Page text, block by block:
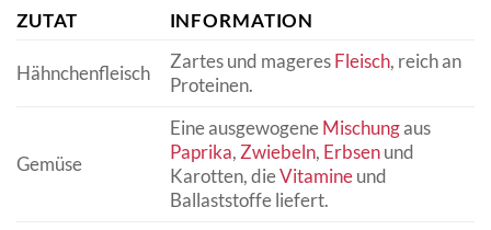
ZUTAT INFORMATION
Hähnchenfleisch
Zartes und mageresFleisch, reich an
Proteinen.
Gemüse
Eine ausgewogeneMischungaus
Paprika, Zwiebeln, Erbsenund
Karotten, dieVitamineund
Ballaststoffe liefert.